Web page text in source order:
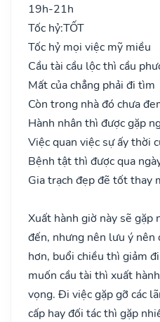
19h-21h
Tốc hỷ:TỐT
Tốc hỷ mọi việc mỹ miều
Cầu tài cầu lộc thì cầu
Mất của chẳng phải đi tìm
Còn trong nhà đó chưa
Hành nhân thì được gặp
Việc quan việc sự ấy thời
Bệnh tật thì được qua
Gia trạch đẹp đẽ tốt thay
Xuất hành giờ này sẽ
đến, nhưng nên lưu ý
hơn, buổi chiều thì giảm
muốn cầu tài thì xuất
vọng. Đi việc gặp gỡ các
cấp hay đối tác thì gặp